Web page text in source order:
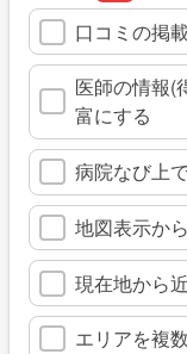
口コミの掲
医師の情報(
富にする
病院なび上
地図表示か
現在地から
エリアを複